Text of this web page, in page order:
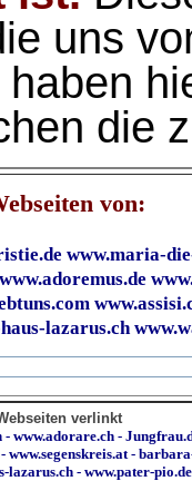
uns
die
von:
www.maria-
www.adoremus.de
lazarus.ch
verlinkt
- www.adorare.ch -
- www.segenskreis.at -
lazarus.ch - www.pater-pio.de